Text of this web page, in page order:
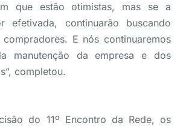
que estão otimistas, mas se a
efetivada, continuarão buscando
E nós continuaremos
manutenção da empresa e dos
completou.
do 11º Encontro da Rede, os